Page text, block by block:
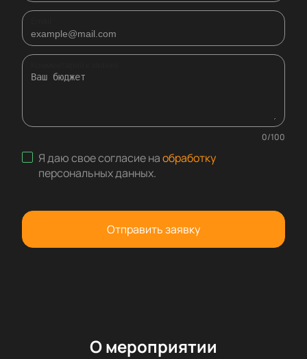
0/100
Я даю свое согласие наобработку
персональных данных.
Отправить заявку
О мероприятии